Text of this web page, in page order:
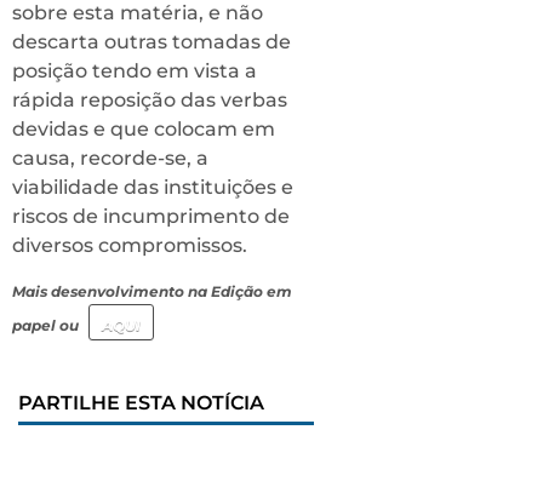
sobre esta matéria, e não
descarta outras tomadas de
posição tendo em vista a
rápida reposição das verbas
devidas e que colocam em
causa, recorde-se, a
viabilidade das instituições e
riscos de incumprimento de
diversos compromissos.
Mais desenvolvimento na Edição em
papel ou
AQUI
PARTILHE ESTA NOTÍCIA